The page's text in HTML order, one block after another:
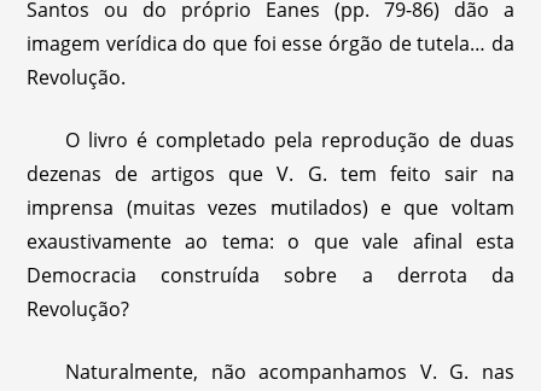
Santos ou do próprio Eanes (pp. 79-86) dão a
imagem verídica do que foi esse órgão de tutela… da
Revolução.
O livro é completado pela reprodução de duas
dezenas de artigos que V. G. tem feito sair na
imprensa (muitas vezes mutilados) e que voltam
exaustivamente ao tema: o que vale afinal esta
Democracia construída sobre a derrota da
Revolução?
Naturalmente, não acompanhamos V. G. nas